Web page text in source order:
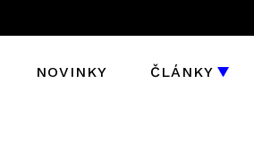
NOVINKY ČLÁNKY